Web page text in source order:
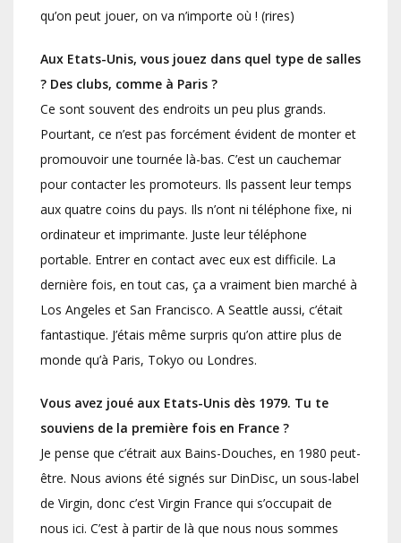
qu’on peut jouer, on va n’importe où ! (rires)
Aux Etats-Unis, vous jouez dans quel type de salles
? Des clubs, comme à Paris ?
Ce sont souvent des endroits un peu plus grands.
Pourtant, ce n’est pas forcément évident de monter et
promouvoir une tournée là-bas. C’est un cauchemar
pour contacter les promoteurs. Ils passent leur temps
aux quatre coins du pays. Ils n’ont ni téléphone fixe, ni
ordinateur et imprimante. Juste leur téléphone
portable. Entrer en contact avec eux est difficile. La
dernière fois, en tout cas, ça a vraiment bien marché à
Los Angeles et San Francisco. A Seattle aussi, c’était
fantastique. J’étais même surpris qu’on attire plus de
monde qu’à Paris, Tokyo ou Londres.
Vous avez joué aux Etats-Unis dès 1979. Tu te
souviens de la première fois en France ?
Je pense que c’étrait aux Bains-Douches, en 1980 peut-
être. Nous avions été signés sur DinDisc, un sous-label
de Virgin, donc c’est Virgin France qui s’occupait de
nous ici. C’est à partir de là que nous nous sommes